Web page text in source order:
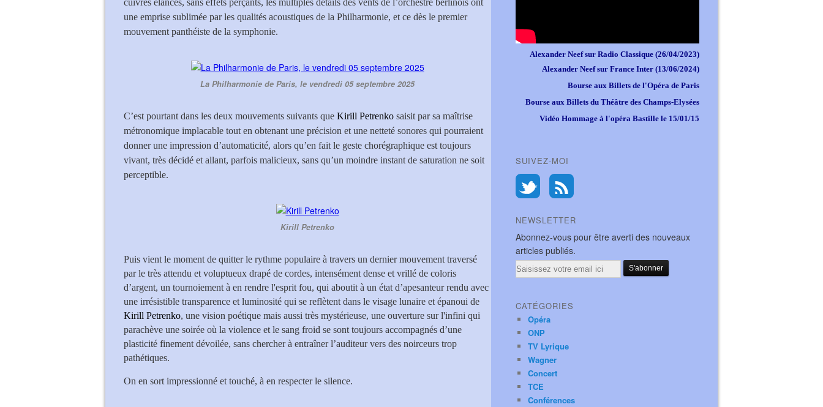
cuivres élancés, sans effets perçants, les multiples détails des vents de l’orchestre berlinois ont
une emprise sublimée par les qualités acoustiques de la Philharmonie, et ce dès le premier
mouvement panthéiste de la symphonie.
La Philharmonie de Paris, le vendredi 05 septembre 2025
C’est pourtant dans les deux mouvements suivants que Kirill Petrenko saisit par sa maîtrise
métronomique implacable tout en obtenant une précision et une netteté sonores qui pourraient
donner une impression d’automaticité, alors qu’en fait le geste chorégraphique est toujours
vivant, très décidé et allant, parfois malicieux, sans qu’un moindre instant de saturation ne soit
perceptible.
Kirill Petrenko
Puis vient le moment de quitter le rythme populaire à travers un dernier mouvement traversé
par le très attendu et voluptueux drapé de cordes, intensément dense et vrillé de coloris
d’argent, un tournoiement à en rendre l'esprit fou, qui aboutit à un état d’apesanteur rendu avec
une irrésistible transparence et luminosité qui se reflètent dans le visage lunaire et épanoui de
Kirill Petrenko, une vision poétique mais aussi très mystérieuse, une ouverture sur l'infini qui
parachève une soirée où la violence et le sang froid se sont toujours accompagnés d’une
plasticité finement dévoilée, sans chercher à entraîner l’auditeur vers des noirceurs trop
pathétiques.
On en sort impressionné et touché, à en respecter le silence.
Alexander Neef sur Radio Classique (26/04/2023)
Alexander Neef sur France Inter (13/06/2024)
Bourse aux Billets de l'Opéra de Paris
Bourse aux Billets du Théâtre des Champs-Elysées
Vidéo Hommage à l'opéra Bastille le 15/01/15
SUIVEZ-MOI
NEWSLETTER
Abonnez-vous pour être averti des nouveaux
articles publiés.
Email
CATÉGORIES
Opéra
ONP
TV Lyrique
Wagner
Concert
TCE
Conférences